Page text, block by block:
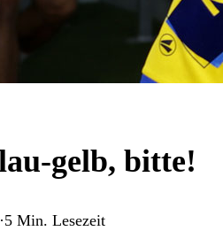
gelb, bitte!
·5 Min. Lesezeit